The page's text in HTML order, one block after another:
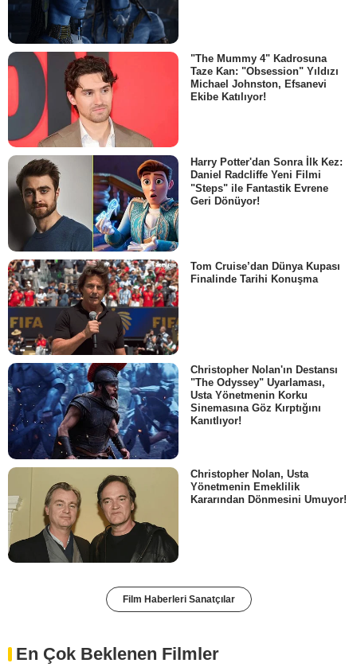
"The Mummy 4" Kadrosuna
Taze Kan: "Obsession" Yıldızı
Michael Johnston, Efsanevi
Ekibe Katılıyor!
Harry Potter'dan Sonra İlk Kez:
Daniel Radcliffe Yeni Filmi
"Steps" ile Fantastik Evrene
Geri Dönüyor!
Tom Cruise’dan Dünya Kupası
Finalinde Tarihi Konuşma
Christopher Nolan'ın Destansı
"The Odyssey" Uyarlaması,
Usta Yönetmenin Korku
Sinemasına Göz Kırptığını
Kanıtlıyor!
Christopher Nolan, Usta
Yönetmenin Emeklilik
Kararından Dönmesini Umuyor!
Film Haberleri Sanatçılar
En Çok Beklenen Filmler